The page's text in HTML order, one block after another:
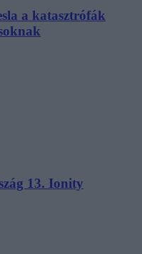
a katasztrófák
13. Ionity